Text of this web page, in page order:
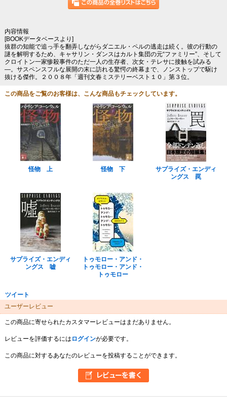
内容情報
[BOOKデータベースより]
抜群の知能で追っ手を翻弄しながらダニエル・ペルの逃走は続く。彼の行動の
謎を解明するため、キャサリン・ダンスはカルト集団の元“ファミリー”、そして
クロイトン一家惨殺事件のただ一人の生存者、次女・テレサに接触を試みる
―。サスペンスフルな展開の末に訪れる驚愕の終幕まで、ノンストップで駆け
抜ける傑作。２００８年「週刊文春ミステリーベスト１０」第３位。
この商品をご覧のお客様は、こんな商品もチェックしています。
怪物 上 怪物 下
サプライズ・エンディ
ングス 罠
サプライズ・エンディ
ングス 嘘
トゥモロー・アンド・
トゥモロー・アンド・
トゥモロー
ツイート
ユーザーレビュー
この商品に寄せられたカスタマーレビューはまだありません。
レビューを評価するには ログインが必要です。
この商品に対するあなたのレビューを投稿することができます。